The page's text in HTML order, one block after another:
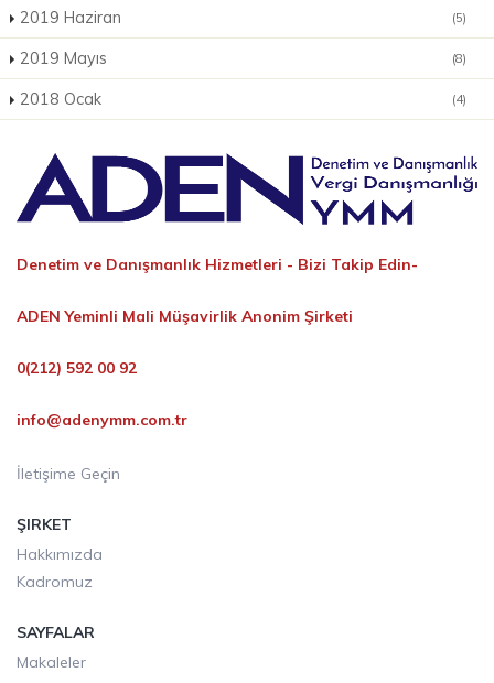
2019 Haziran (5)
2019 Mayıs (8)
2018 Ocak (4)
Denetim ve Danışmanlık Hizmetleri - Bizi Takip Edin-
ADEN Yeminli Mali Müşavirlik Anonim Şirketi
0(212) 592 00 92
info@adenymm.com.tr
İletişime Geçin
ŞIRKET
Hakkımızda
Kadromuz
SAYFALAR
Makaleler